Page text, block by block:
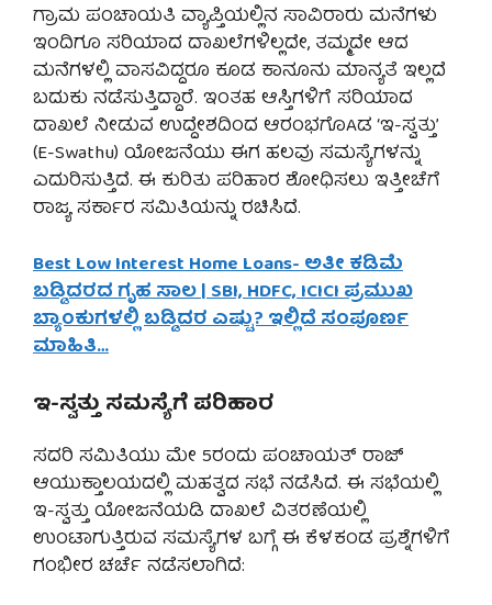
ಗ್ರಾಮ ಪಂಚಾಯತಿ ವ್ಯಾಪ್ತಿಯಲ್ಲಿನ ಸಾವಿರಾರು ಮನೆಗಳು
ಇಂದಿಗೂ ಸರಿಯಾದ ದಾಖಲೆಗಳಿಲ್ಲದೇ, ತಮ್ಮದೇ ಆದ
ಮನೆಗಳಲ್ಲಿ ವಾಸವಿದ್ದರೂ ಕೂಡ ಕಾನೂನು ಮಾನ್ಯತೆ ಇಲ್ಲದೆ
ಬದುಕು ನಡೆಸುತ್ತಿದ್ದಾರೆ. ಇಂತಹ ಆಸ್ತಿಗಳಿಗೆ ಸರಿಯಾದ
ದಾಖಲೆ ನೀಡುವ ಉದ್ದೇಶದಿಂದ ಆರಂಭಗೊAಡ ‘ಇ-ಸ್ವತ್ತು’
(E-Swathu) ಯೋಜನೆಯು ಈಗ ಹಲವು ಸಮಸ್ಯೆಗಳನ್ನು
ಎದುರಿಸುತ್ತಿದೆ. ಈ ಕುರಿತು ಪರಿಹಾರ ಶೋಧಿಸಲು ಇತ್ತೀಚೆಗೆ
ರಾಜ್ಯ ಸರ್ಕಾರ ಸಮಿತಿಯನ್ನು ರಚಿಸಿದೆ.
Best Low Interest Home Loans- ಅತೀ ಕಡಿಮೆ
ಬಡ್ಡಿದರದ ಗೃಹ ಸಾಲ | SBI, HDFC, ICICI ಪ್ರಮುಖ
ಬ್ಯಾಂಕುಗಳಲ್ಲಿ ಬಡ್ಡಿದರ ಎಷ್ಟು? ಇಲ್ಲಿದೆ ಸಂಪೂರ್ಣ
ಮಾಹಿತಿ…
ಇ-ಸ್ವತ್ತು ಸಮಸ್ಯೆಗೆ ಪರಿಹಾರ
ಸದರಿ ಸಮಿತಿಯು ಮೇ 5ರಂದು ಪಂಚಾಯತ್ ರಾಜ್
ಆಯುಕ್ತಾಲಯದಲ್ಲಿ ಮಹತ್ವದ ಸಭೆ ನಡೆಸಿದೆ. ಈ ಸಭೆಯಲ್ಲಿ
ಇ-ಸ್ವತ್ತು ಯೋಜನೆಯಡಿ ದಾಖಲೆ ವಿತರಣೆಯಲ್ಲಿ
ಉಂಟಾಗುತ್ತಿರುವ ಸಮಸ್ಯೆಗಳ ಬಗ್ಗೆ ಈ ಕೆಳಕಂಡ ಪ್ರಶ್ನೆಗಳಿಗೆ
ಗಂಭೀರ ಚರ್ಚೆ ನಡೆಸಲಾಗಿದೆ: